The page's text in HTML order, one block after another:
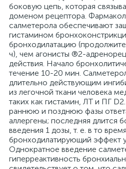
боковую цепь, которая
доменом рецептора.
салметерола обеспечивают
гистамином
бронходилатацию
ч), чем агонисты ®2-
действия. Начало
течение 10-20 мин.
длительно действующим
из легочной ткани человека
таких как гистамин, ЛТ и ПГ
раннюю и позднюю фазы
аллергены; последняя длится
введения 1 дозы, т. е. в то
бронходилатирующий эффект
Однократное введение
гиперреактивность